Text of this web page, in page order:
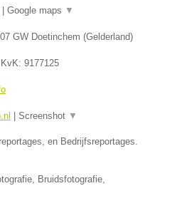
Google maps ▼
GW Doetinchem (Gelderland)
, KvK: 9177125
Screenshot ▼
en Bedrijfsreportages.
Bruidsfotografie,